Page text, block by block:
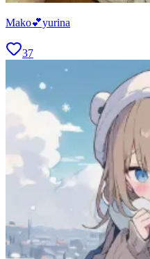
Mako💕yurina
37